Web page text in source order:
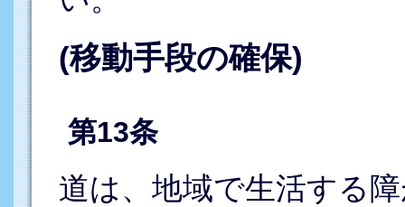
(移動手段の確保)
第13条
道は、地域で生活する